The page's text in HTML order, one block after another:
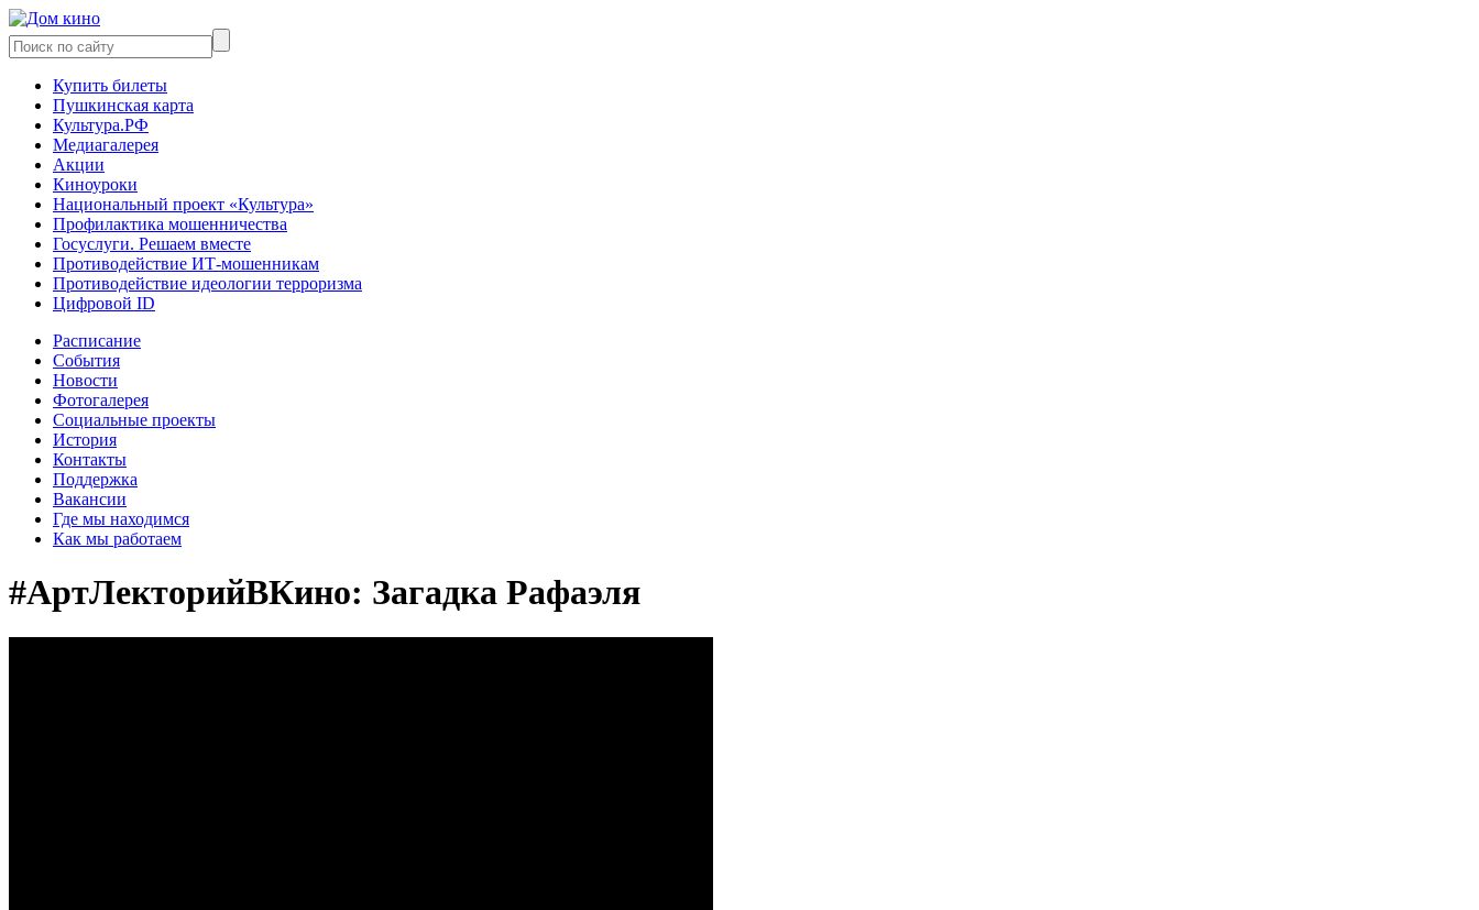
Купить билеты
Пушкинская карта
Культура.РФ
Медиагалерея
Акции
Киноуроки
Национальный проект «Культура»
Профилактика мошенничества
Госуслуги. Решаем вместе
Противодействие ИТ-мошенникам
Противодействие идеологии терроризма
Цифровой ID
Расписание
События
Новости
Фотогалерея
Социальные проекты
История
Контакты
Поддержка
Вакансии
Где мы находимся
Как мы работаем
#АртЛекторийВКино: Загадка Рафаэля